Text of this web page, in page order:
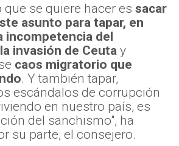
que se quiere hacer es sacar
asunto para tapar, en
incompetencia del
invasión de Ceuta y
caos migratorio que
. Y también tapar,
escándalos de corrupción
en nuestro país, es
del sanchismo", ha
su parte, el consejero.